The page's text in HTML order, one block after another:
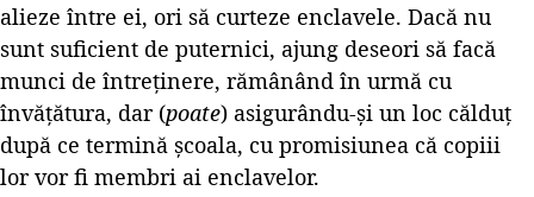
alieze între ei, ori să curteze enclavele. Dacă nu
sunt suficient de puternici, ajung deseori să facă
munci de întreținere, rămânând în urmă cu
învățătura, dar (poate) asigurându-și un loc călduț
după ce termină școala, cu promisiunea că copiii
lor vor fi membri ai enclavelor.